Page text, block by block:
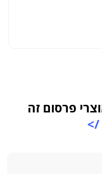
פרסום זה